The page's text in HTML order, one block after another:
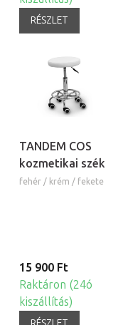
RÉSZLET
TANDEM COS
kozmetikai szék
fehér / krém / fekete
15 900 Ft
Raktáron (24ó
kiszállítás)